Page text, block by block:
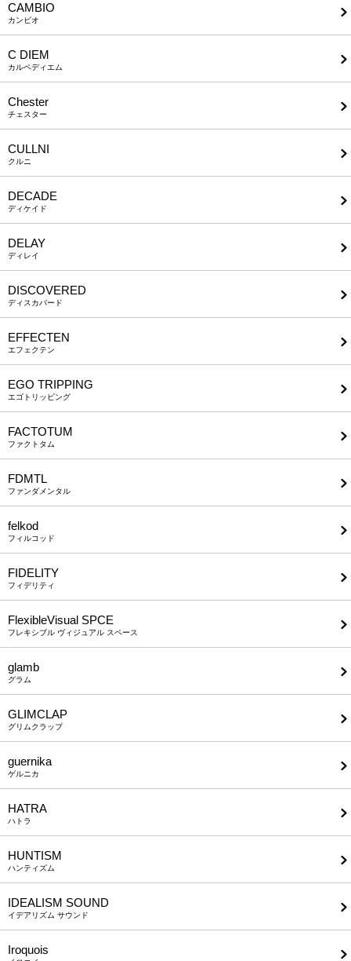
CAMBIO
カンビオ
C DIEM
カルペディエム
Chester
チェスター
CULLNI
クルニ
DECADE
ディケイド
DELAY
ディレイ
DISCOVERED
ディスカバード
EFFECTEN
エフェクテン
EGO TRIPPING
エゴトリッピング
FACTOTUM
ファクトタム
FDMTL
ファンダメンタル
felkod
フィルコッド
FIDELITY
フィデリティ
FlexibleVisual SPCE
フレキシブル ヴィジュアル スペース
glamb
グラム
GLIMCLAP
グリムクラップ
guernika
ゲルニカ
HATRA
ハトラ
HUNTISM
ハンティズム
IDEALISM SOUND
イデアリズム サウンド
Iroquois